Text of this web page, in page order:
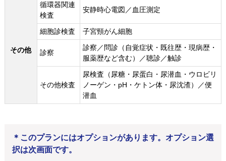
その他
循環器関連
検査
安静時心電図／血圧測定
細胞診検査 子宮頸がん細胞
診察
診察／問診（自覚症状・既往歴・現病歴・
服薬歴など含む）／聴診／触診
その他検査
尿検査（尿糖・尿蛋白・尿潜血・ウロビリ
ノーゲン・pH・ケトン体・尿沈渣）／便
潜血
＊このプランにはオプションがあります。オプション選
択は次画面です。